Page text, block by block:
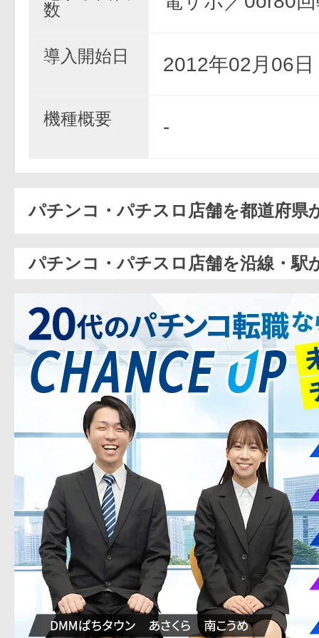
数
導入開始日 2012年02月06日
機種概要 -
パチンコ・パチスロ店舗を都道府県
パチンコ・パチスロ店舗を沿線・駅